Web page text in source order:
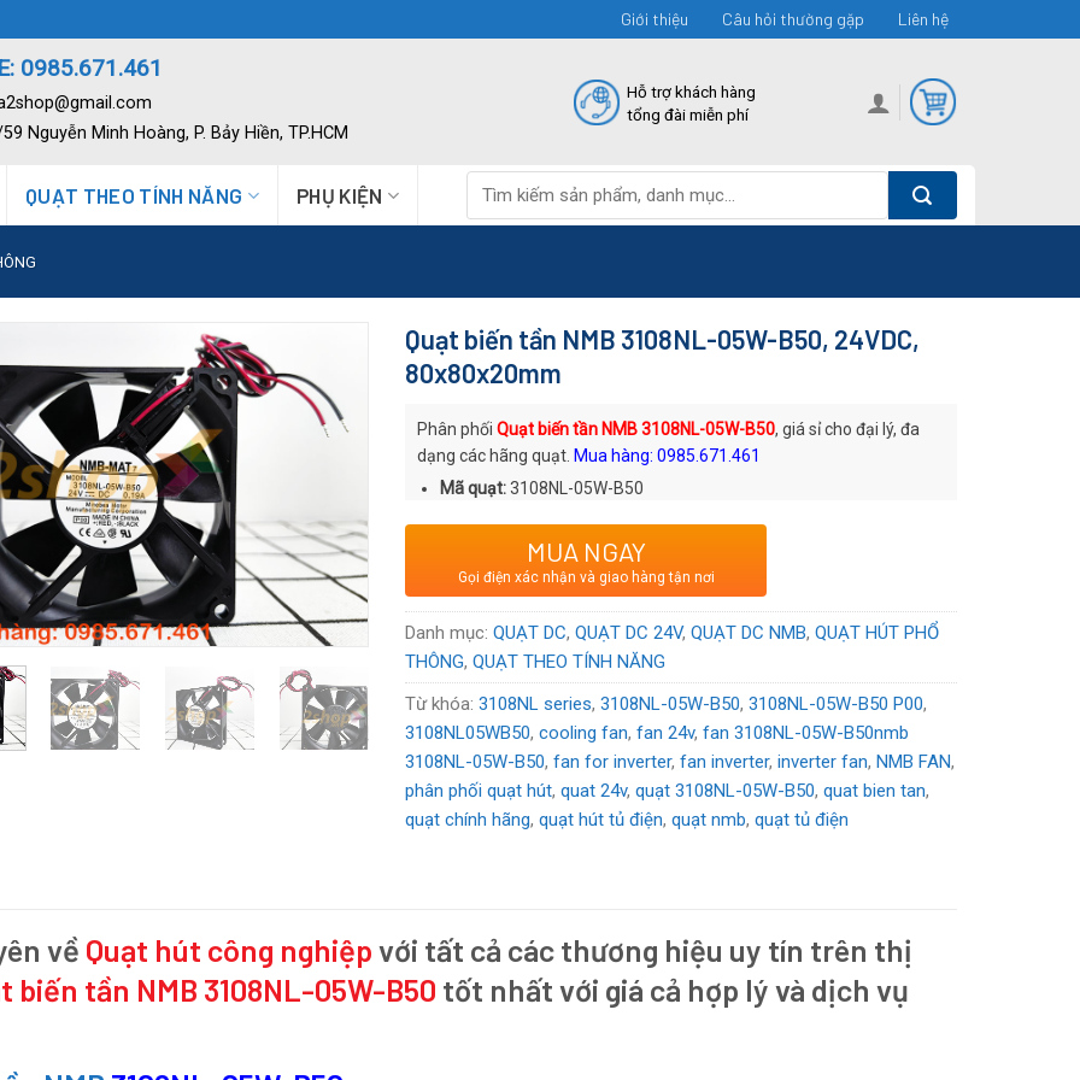
Giới thiệu Câu hỏi thường gặp Liên hệ
0985.671.461
Nguyễn Minh Hoàng, P. Bảy Hiền, TP.HCM
Hỗ trợ khách hàng
tổng đài miễn phí
QUẠT THEO TÍNH NĂNG PHỤ KIỆN
kiếm:
Quạt biến tần NMB 3108NL-05W-B50, 24VDC,
80x80x20mm
Phân phốiQuạt biến tần NMB 3108NL-05W-B50, giá sỉ cho đại lý, đa
dạng các hãng quạt. Mua hàng: 0985.671.461
Mã quạt:3108NL-05W-B50
Thương hiệu: Quạt DC NMB
: Thương hiệu Nhật Bản sản xuất tại Trung Quốc
Voltage:24VDC
MUA NGAY
Gọi điện xác nhận và giao hàng tận nơi
Danh mục:QUẠT DC,QUẠT DC 24V,QUẠT DC NMB,QUẠT HÚT PHỔ
THÔNG,QUẠT THEO TÍNH NĂNG
Từ khóa:3108NL series,3108NL-05W-B50,3108NL-05W-B50 P00,
3108NL05WB50,cooling fan,fan 24v,fan 3108NL-05W-B50nmb
3108NL-05W-B50,fan for inverter,fan inverter,inverter fan,NMB FAN,
phân phối quạt hút,quat 24v,quạt 3108NL-05W-B50,quat bien tan,
quạt chính hãng,quạt hút tủ điện,quạt nmb,quạt tủ điện
về Quạt hút công nghiệpvới tất cả các thương hiệu uy tín trên thị
biến tần NMB 3108NL-05W-B50 tốt nhất với giá cả hợp lý và dịch vụ